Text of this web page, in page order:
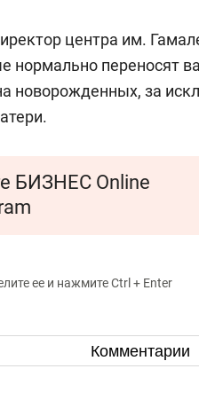
центра им.
нормально переносят
новорожденных, за
БИЗНЕС Online
ее и нажмите Ctrl + Enter
Комментарии